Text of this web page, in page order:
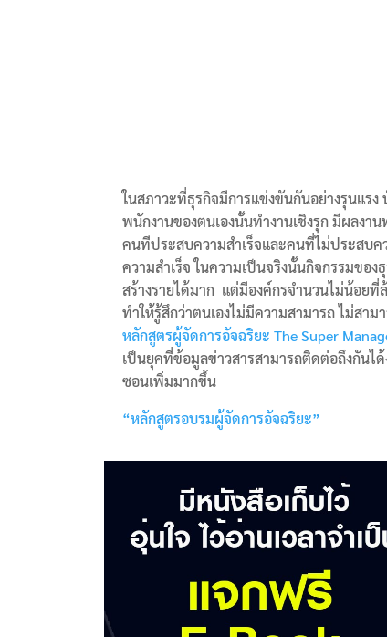
ในสภาวะที่ธุรกิจมีการแข่งขันกันอย่างรุนแร
พนักงานของตนเองนั้นทำงานเชิงรุก มีผลงา
คนทีประสบความสำเร็จและคนที่ไม่ประสบค
ความสำเร็จ ในความเป็นจริงนั้นกิจกรรมขอ
สร้างรายได้มาก แต่มีองค์กรจำนวนไม่น้อยที่
ทำให้รู้สึกว่าตนเองไม่มีความสามารถ ไม่สาม
หลักสูตรผู้จัดการอัจฉริยะ The Super
เป็นยุคที่ข้อมูลข่าวสารสามารถติดต่อถึงกันไ
ซอนเพิ่มมากขึ้น
“หลักสูตรอบรมผู้จัดการอัจฉริยะ”